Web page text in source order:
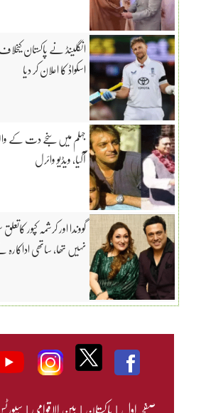
انگلینڈ نے پاکستان
اسکواڈ کا اعلان کر دیا
جہلم میں سنجے دت کے
آگیا، ویڈیو وائرل
گووندا اور کرشمہ کپور
نہیں تھا، ساتھی